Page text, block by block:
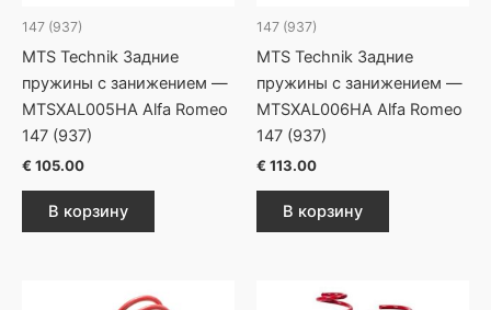
147 (937)
MTS Technik Задние
пружины с занижением —
MTSXAL005HA Alfa Romeo
147 (937)
€ 105.00
В корзину
147 (937)
MTS Technik Задние
пружины с занижением —
MTSXAL006HA Alfa Romeo
147 (937)
€ 113.00
В корзину